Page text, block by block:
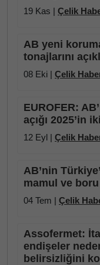
19 Kas | Çelik
AB yeni
tonajlarını
08 Eki | Çelik
EUROFER:
açığı 2025’in
12 Eyl | Çelik
AB’nin
mamul ve
04 Tem | Çelik
Assofermet:
endişeler
belirsizliğini